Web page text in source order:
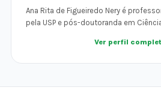
Ana Rita de Figueiredo Nery é
pela USP e pós-doutoranda em
Ver perfil